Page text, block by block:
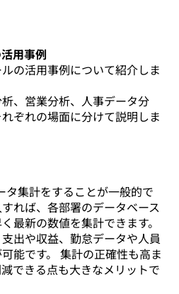
用事例
の活用事例について紹介しま
、営業分析、人事データ分
ぞれの場面に分けて説明しま
集計をすることが一般的で
れば、各部署のデータベース
最新の数値を集計できます。
出や収益、勤怠データや人員
能です。 集計の正確性も高ま
できる点も大きなメリットで